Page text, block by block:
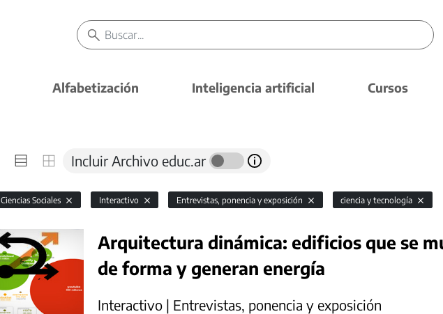
Alfabetización Inteligencia artificial Cursos
Incluir Archivo educ.ar
Ciencias Sociales Interactivo Entrevistas, ponencia y exposición ciencia y tecnología
Arquitectura dinámica: edificios que se
de forma y generan energía
Interactivo | Entrevistas, ponencia y exposición